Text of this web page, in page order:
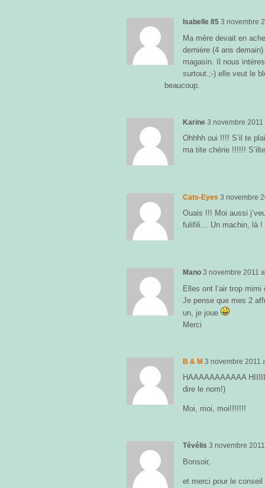
Isabelle 85 3 novembre
Ma mère devait en
dernière (4 ans
magasin. Il nous
surtout.;-) elle veut le
beaucoup.
Karine 3 novembre 2011
Ohhhh oui !!!! S’il te
ma tite chérie !!!!!!
Cats-Eyes 3 novembre
Ouais !!! Moi aussi
fulifili… Un machin, là !
Mano 3 novembre 2011
Elles ont l’air trop
Je pense que mes 2
un, je joue
Merci
B & M 3 novembre 2011
HAAAAAAAAAAA
dire le nom!)
Moi, moi, moi!!!!!!!
Tévélis 3 novembre 2011
Bonsoir,
et merci pour le conseil